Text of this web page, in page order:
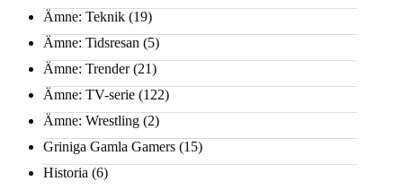
Ämne: Teknik (19)
Ämne: Tidsresan (5)
Ämne: Trender(21)
Ämne: TV-serie (122)
Ämne: Wrestling (2)
Griniga Gamla Gamers (15)
Historia (6)